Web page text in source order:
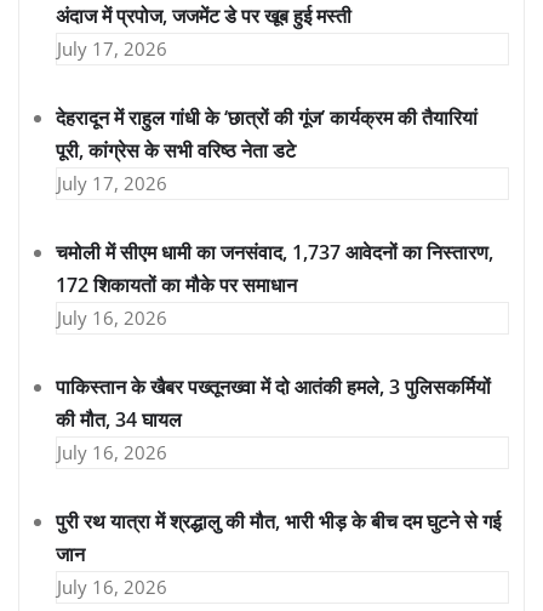
अंदाज में प्रपोज, जजमेंट डे पर खूब हुई मस्ती
July 17, 2026
देहरादून में राहुल गांधी के ‘छात्रों की गूंज’ कार्यक्रम की तैयारियां
पूरी, कांग्रेस के सभी वरिष्ठ नेता डटे
July 17, 2026
चमोली में सीएम धामी का जनसंवाद, 1,737 आवेदनों का निस्तारण,
172 शिकायतों का मौके पर समाधान
July 16, 2026
पाकिस्तान के खैबर पख्तूनख्वा में दो आतंकी हमले, 3 पुलिसकर्मियों
की मौत, 34 घायल
July 16, 2026
पुरी रथ यात्रा में श्रद्धालु की मौत, भारी भीड़ के बीच दम घुटने से गई
जान
July 16, 2026